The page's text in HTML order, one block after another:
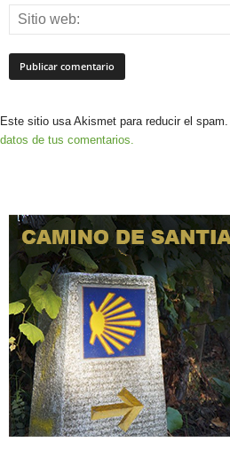
Este sitio usa Akismet para reducir el spam.
datos de tus comentarios.